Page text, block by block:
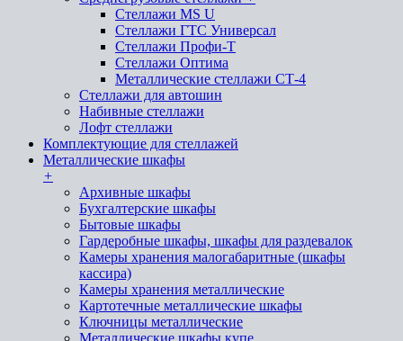
Стеллажи MS U
Стеллажи ГТС Универсал
Стеллажи Профи-Т
Стеллажи Оптима
Металлические стеллажи СТ-4
Стеллажи для автошин
Набивные стеллажи
Лофт стеллажи
Комплектующие для стеллажей
Металлические шкафы
+
Архивные шкафы
Бухгалтерские шкафы
Бытовые шкафы
Гардеробные шкафы, шкафы для раздевалок
Камеры хранения малогабаритные (шкафы
кассира)
Камеры хранения металлические
Картотечные металлические шкафы
Ключницы металлические
Металлические шкафы купе